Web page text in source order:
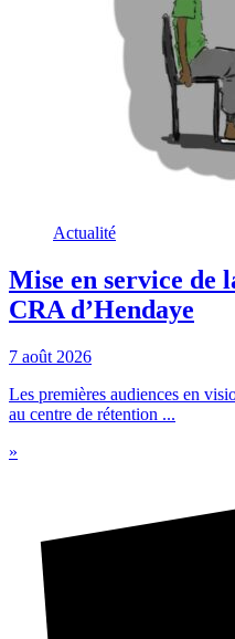
Actualité
Mise en service de
CRA d’Hendaye
7 août 2026
Les premières audiences en
au centre de rétention ...
»